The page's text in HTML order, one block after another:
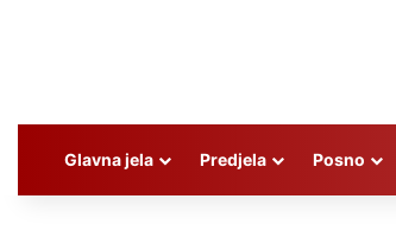
Glavna jela Predjela Posno